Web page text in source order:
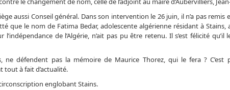
aussi Conseil général. Dans son intervention le 26 juin, il n’a pas remis
que le nom de Fatima Bedar, adolescente algérienne résidant à Stains,
de l’Algérie, n’ait pas pu être retenu. Il s’est félicité
ne défendent pas la mémoire de Maurice Thorez, qui le fera ? C’est
tout à fait d’actualité.
englobant Stains.